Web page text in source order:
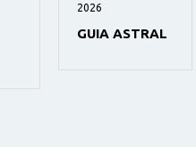
2026
GUIA ASTRAL